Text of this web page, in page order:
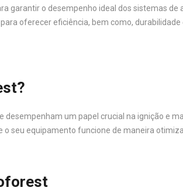
garantir o desempenho ideal dos sistemas de
oferecer eficiência, bem como,
desempenham um papel crucial na ignição e
seu equipamento funcione de maneira